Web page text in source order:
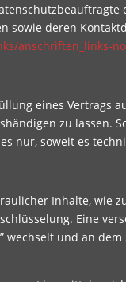
sowie deren
anschriften_links-
eines Vertrags
zu lassen.
nur, soweit es
Inhalte, wie
Eine
wechselt und an